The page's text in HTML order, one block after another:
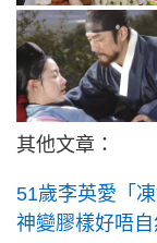
其他文章：
51歲李英愛「
神變膠樣好唔自